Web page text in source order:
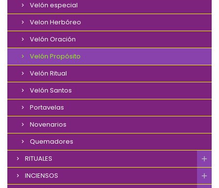
Velón especial
Velon Herbóreo
Velón Oración
Velón Propósito
Velón Ritual
Velón Santos
Portavelas
Novenarios
Quemadores
RITUALES
INCIENSOS